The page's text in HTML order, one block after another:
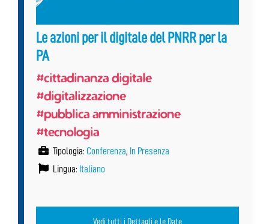
Le azioni per il digitale del PNRR per la
PA
#cittadinanza digitale
#digitalizzazione
#pubblica amministrazione
#tecnologia
Tipologia: Conferenza, In Presenza
Lingua: Italiano
Vedi tutti i Dettagli e le Date